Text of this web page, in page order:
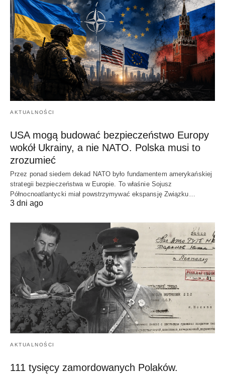
AKTUALNOŚCI
USA mogą budować bezpieczeństwo Europy
wokół Ukrainy, a nie NATO. Polska musi to
zrozumieć
Przez ponad siedem dekad NATO było fundamentem amerykańskiej
strategii bezpieczeństwa w Europie. To właśnie Sojusz
Północnoatlantycki miał powstrzymywać ekspansję Związku…
3 dni ago
AKTUALNOŚCI
111 tysięcy zamordowanych Polaków.